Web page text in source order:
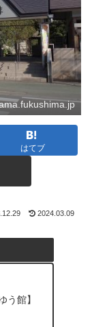
はてブ
2024.03.09
う館】